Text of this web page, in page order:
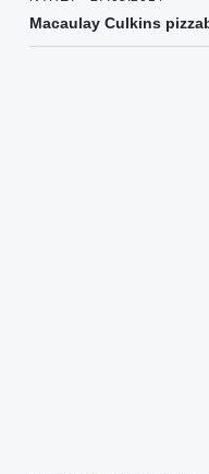
Macaulay Culkins